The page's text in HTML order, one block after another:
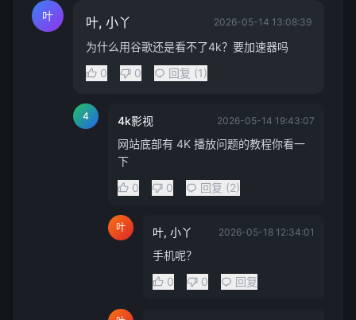
叶 叶, 小丫 2026-05-14 13:08:39
为什么用谷歌还是看不了4k？要加速器吗
0
0 回复 (1)
4 4k影视 2026-05-14 19:43:07
网站底部有 4K 播放问题的教程你看一
下
0
0 回复 (2)
叶 叶, 小丫 2026-05-18 12:34:01
手机呢？
0
0 回复